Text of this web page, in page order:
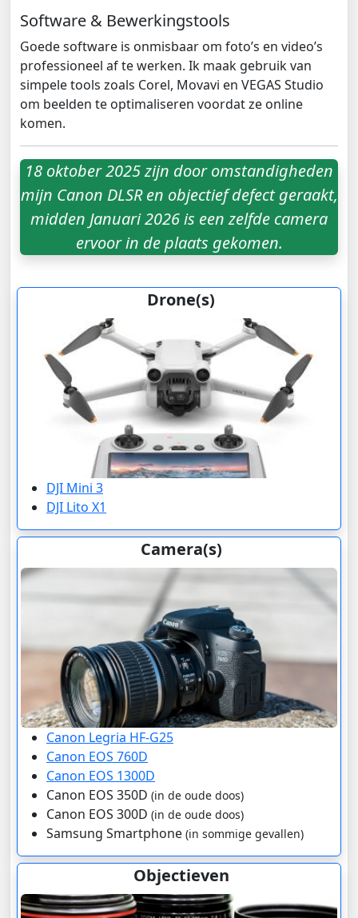
Software & Bewerkingstools
Goede software is onmisbaar om foto’s en video’s
professioneel af te werken. Ik maak gebruik van
simpele tools zoals Corel, Movavi en VEGAS Studio
om beelden te optimaliseren voordat ze online
komen.
18 oktober 2025 zijn door omstandigheden
mijn Canon DLSR en objectief defect geraakt,
midden Januari 2026 is een zelfde camera
ervoor in de plaats gekomen.
Drone(s)
DJI Mini 3
DJI Lito X1
Camera(s)
Canon Legria HF-G25
Canon EOS 760D
Canon EOS 1300D
Canon EOS 350D (in de oude doos)
Canon EOS 300D (in de oude doos)
Samsung Smartphone (in sommige gevallen)
Objectieven